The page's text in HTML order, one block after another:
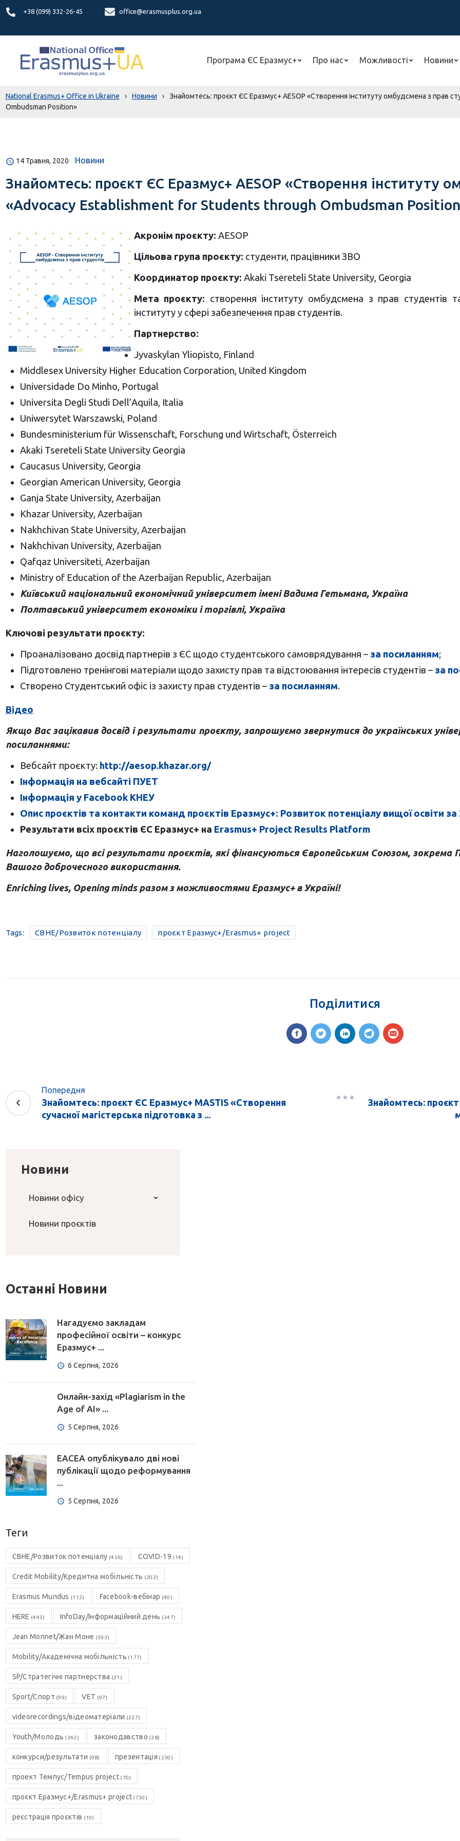
+38 (099) 332-26-45
office@erasmusplus.org.ua
Програма ЄС Еразмус+ Про нас Можливості Новини
National Erasmus+ Office in Ukraine › Новини ›
Знайомтесь: проєкт ЄС Еразмус+ AESOP «Створення інституту омбудсмена з прав
Ombudsman Position»
14 Травня, 2020 Новини
Знайомтесь: проєкт ЄС Еразмус+ AESOP «Створення інституту
«Advocacy Establishment for Students through Ombudsman
Акронім проєкту: АЕSOP
Цільова група проєкту: студенти, працівники ЗВО
Координатор проєкту: Akaki Tsereteli State University, Georgia
Мета проєкту: створення інституту омбудсмена з прав студентів
інституту у сфері забезпечення прав студентів.
Партнерство:
Jyvaskylan Yliopisto, Finland
Middlesex University Higher Education Corporation, United Kingdom
Universidade Do Minho, Portugal
Universita Degli Studi Dell’Aquila, Italia
Uniwersytet Warszawski, Poland
Bundesministerium für Wissenschaft, Forschung und Wirtschaft, Österreich
Akaki Tsereteli State University Georgia
Caucasus University, Georgia
Georgian American University, Georgia
Ganja State University, Azerbaijan
Khazar University, Azerbaijan
Nakhchivan State University, Azerbaijan
Nakhchivan University, Azerbaijan
Qafqaz Universiteti, Azerbaijan
Ministry of Education of the Azerbaijan Republic, Azerbaijan
Київський національний економічний університет імені Вадима Гетьмана, Україна
Полтавський університет економіки і торгівлі, Україна
Ключові результати проєкту:
Проаналізовано досвід партнерів з ЄС щодо студентського самоврядування – за посиланням;
Підготовлено тренінгові матеріали щодо захисту прав та відстоювання інтересів студентів – за
Створено Студентський офіс із захисту прав студентів – за посиланням.
Відео
Якщо Вас зацікавив досвід і результати проєкту, запрошуємо звернутися до українських
посиланнями:
Вебсайт проєкту: http://aesop.khazar.org/
Інформація на вебсайті ПУЕТ
Інформація у Facebook КНЕУ
Опис проєктів та контакти команд проєктів Еразмус+: Розвиток потенціалу вищої освіти за
Результати всіх проєктів ЄС Еразмус+ на Erasmus+ Project Results Platform
Наголошуємо, що всі результати проєктів, які фінансуються Європейським Союзом, зокрема
Вашого доброчесного використання.
Enriching lives, Opening minds разом з можливостями Еразмус+ в Україні!
Tags: CBHE/Розвиток потенціалу проєкт Еразмус+/Erasmus+ project
Поділитися
Попередня
Знайомтесь: проєкт ЄС Еразмус+ MASTIS «Створення
сучасної магістерська підготовка з ...
Знайомтесь:
Новини
Новини офісу
Новини проєктів
Останні Новини
Нагадуємо закладам
професійної освіти – конкурс
Еразмус+ ...
6 Серпня, 2026
Онлайн-захід «Plagiarism in the
Age of AI» ...
5 Серпня, 2026
EACEA опублікувало дві нові
публікації щодо реформування
...
5 Серпня, 2026
Теги
CBHE/Розвиток потенціалу (456) COVID-19 (14)
Credit Mobility/Кредитна мобільність (202)
Erasmus Mundus (112) Facebook-вебінар (40)
HERE (445) InfoDay/Інформаційний день (347)
Jean Monnet/Жан Моне (593)
Mobility/Академічна мобільність (177)
SP/Стратегічні партнерства (21)
Sport/Спорт (99) VET (97)
videorecordings/відеоматеріали (227)
Youth/Молодь (242) законодавство (28)
конкурси/результати (98) презентація (230)
проект Темпус/Tempus project(70)
проєкт Еразмус+/Erasmus+ project (730)
реєстрація проєктів (10)